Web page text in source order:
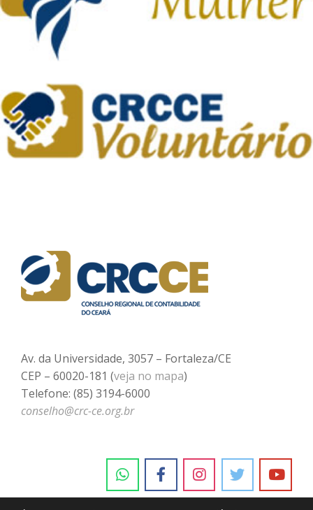
Av. da Universidade, 3057 – Fortaleza/CE
CEP – 60020-181 (veja no mapa)
Telefone: (85) 3194-6000
conselho@crc-ce.org.br